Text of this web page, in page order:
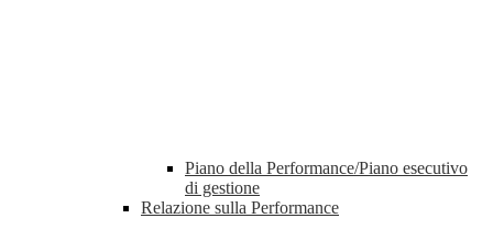
Piano della Performance/Piano esecutivo
di gestione
Relazione sulla Performance